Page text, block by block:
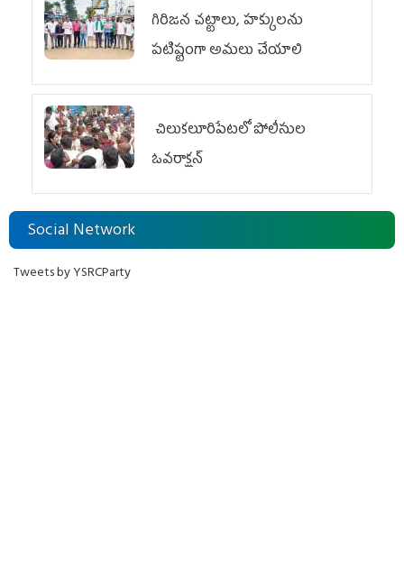
గిరిజన చట్టాలు, హక్కులను
పటిష్టంగా అమలు చేయాలి
చిలుక‌లూరిపేట‌లో పోలీసుల
ఓవ‌రాక్ష‌న్‌
Social Network
Tweets by YSRCParty